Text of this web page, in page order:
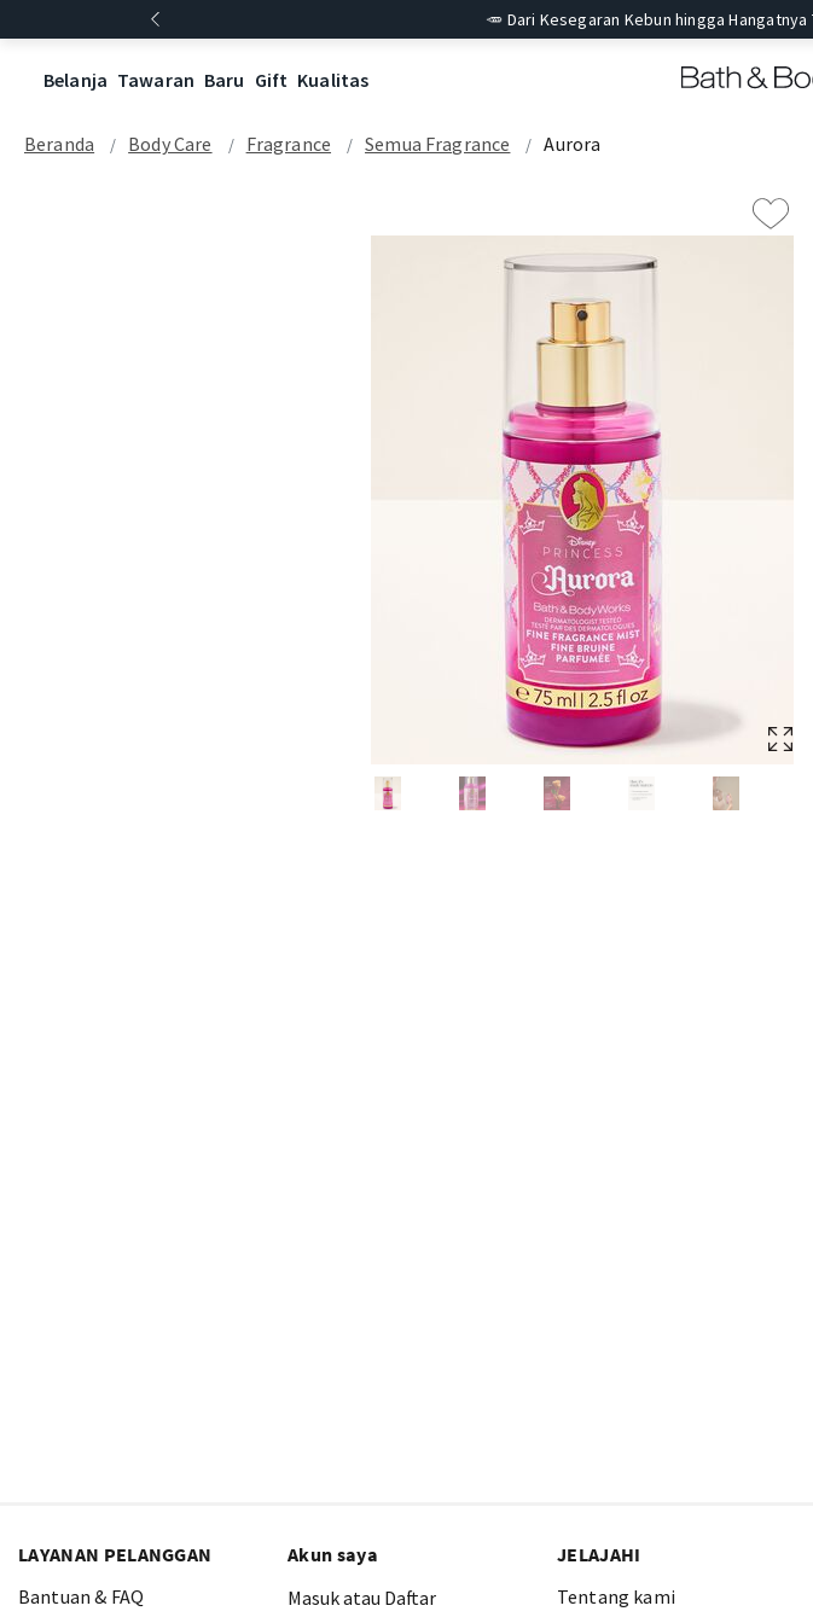
🥕 Dari Kesegaran Kebun hingga
Belanja Tawaran Baru Gift Kualitas
Beranda Body Care Fragrance Semua Fragrance Aurora
LAYANAN PELANGGAN
Bantuan & FAQ
Akun saya
Masuk atau Daftar
JELAJAHI
Tentang kami